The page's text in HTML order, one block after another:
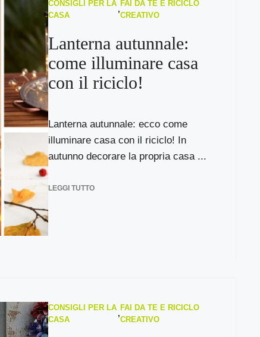
CONSIGLI PER LA
CASA
,
FAI DA TE E RICICLO
CREATIVO
Lanterna autunnale:
come illuminare casa
con il riciclo!
Lanterna autunnale: ecco come
illuminare casa con il riciclo! In
autunno decorare la propria casa ...
LEGGI TUTTO
CONSIGLI PER LA
CASA
,
FAI DA TE E RICICLO
CREATIVO